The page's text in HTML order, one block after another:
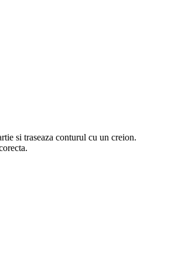
si traseaza conturul cu un creion.